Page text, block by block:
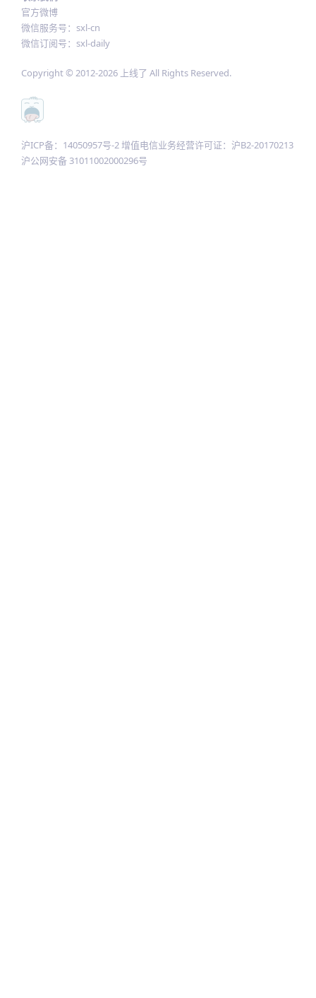
官方微博
微信服务号：sxl-cn
微信订阅号：sxl-daily
Copyright © 2012-2026 上线了 All Rights Reserved.
沪ICP备：14050957号-2 增值电信业务经营许可证：沪B2-20170213
沪公网安备 31011002000296号